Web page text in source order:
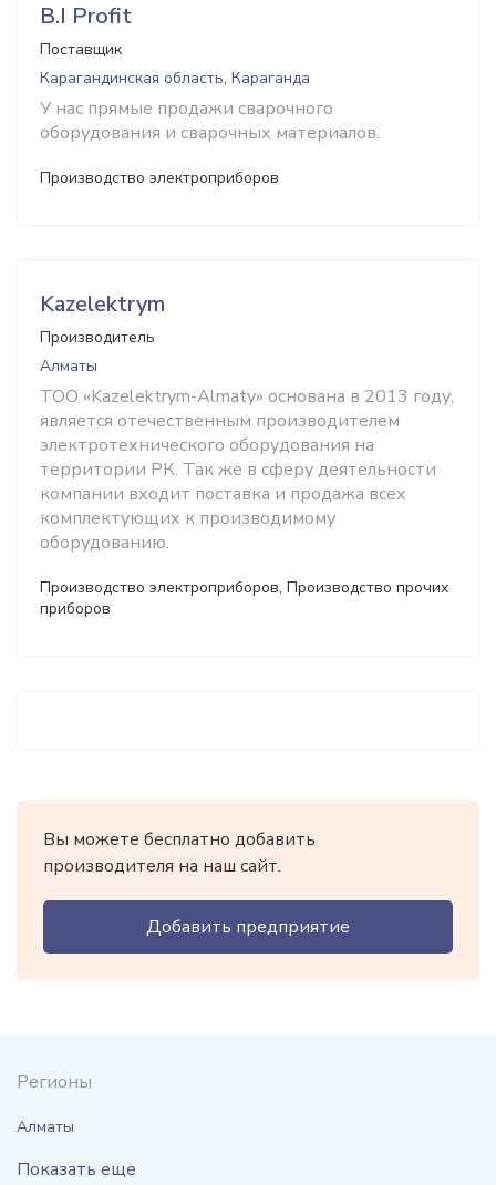
B.I Profit
Поставщик
Карагандинская область, Караганда
У нас прямые продажи сварочного
оборудования и сварочных материалов.
Производство электроприборов
Kazelektrym
Производитель
Алматы
ТОО «Kazelektrym-Almaty» основана в 2013 году,
является отечественным производителем
электротехнического оборудования на
территории РК. Так же в сферу деятельности
компании входит поставка и продажа всех
комплектующих к производимому
оборудованию.
Производство электроприборов, Производство прочих
приборов
Вы можете бесплатно добавить
производителя на наш сайт.
Добавить предприятие
Регионы
Алматы
Показать еще